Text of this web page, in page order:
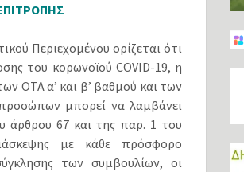
Περιεχομένου ορίζεται ότι
του κορωνοϊού COVID-19, η
ΟΤΑ α’ και β’ βαθμού και των
μπορεί να λαμβάνει
άρθρου 67 και της παρ. 1 του
με κάθε πρόσφορο
των συμβουλίων, οι